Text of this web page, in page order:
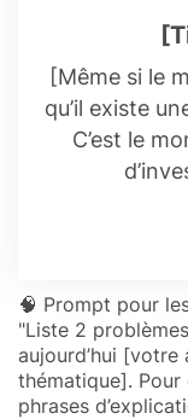
[Même si le
qu’il existe
C’est le
🧠 Prompt pour
"Liste 2
aujourd’hui
thématique].
phrases